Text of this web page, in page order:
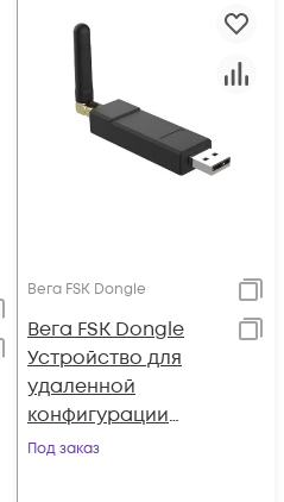
Вега FSK Dongle
Вега FSK Dongle
Устройство для
удаленной
конфигурации
устройств,
Под заказ